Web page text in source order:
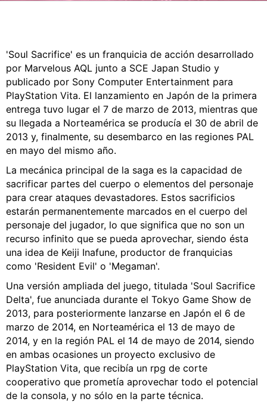
'Soul Sacrifice' es un franquicia de acción desarrollado
por Marvelous AQL junto a SCE Japan Studio y
publicado por Sony Computer Entertainment para
PlayStation Vita. El lanzamiento en Japón de la primera
entrega tuvo lugar el 7 de marzo de 2013, mientras que
su llegada a Norteamérica se producía el 30 de abril de
2013 y, finalmente, su desembarco en las regiones PAL
en mayo del mismo año.
La mecánica principal de la saga es la capacidad de
sacrificar partes del cuerpo o elementos del personaje
para crear ataques devastadores. Estos sacrificios
estarán permanentemente marcados en el cuerpo del
personaje del jugador, lo que significa que no son un
recurso infinito que se pueda aprovechar, siendo ésta
una idea de Keiji Inafune, productor de franquicias
como 'Resident Evil' o 'Megaman'.
Una versión ampliada del juego, titulada 'Soul Sacrifice
Delta', fue anunciada durante el Tokyo Game Show de
2013, para posteriormente lanzarse en Japón el 6 de
marzo de 2014, en Norteamérica el 13 de mayo de
2014, y en la región PAL el 14 de mayo de 2014, siendo
en ambas ocasiones un proyecto exclusivo de
PlayStation Vita, que recibía un rpg de corte
cooperativo que prometía aprovechar todo el potencial
de la consola, y no sólo en la parte técnica.